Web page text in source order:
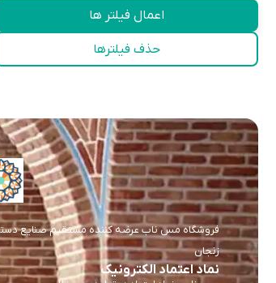
اعمال فیلتر ها
حذف فیلترها
فروشگاه مس ناب عرضه کننده مستقیم صنایع
زنجان
نماد اعتماد الکترونیک